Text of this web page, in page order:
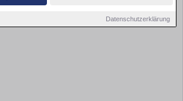
Datenschutzerklärung